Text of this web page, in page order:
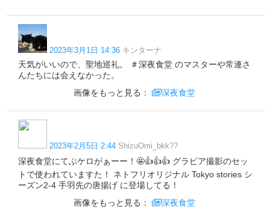
2023年3月1日 14:36 キンターナ
天気がいいので、聖地巡礼。 ＃深夜食堂 のマスターや常連さ
んたちには会えなかった。
画像をもっと見る：
深夜食堂
2023年2月5日 2:44 ShizuOmi_bkk??
深夜食堂にてぶケロがぁーー！🤩👍👍👍 グラビア撮影のセッ
トで使われていますた！ ネトフリオリジナル Tokyo stories シ
ーズン2-4 手羽先の唐揚げ に登場してる！
画像をもっと見る：
深夜食堂